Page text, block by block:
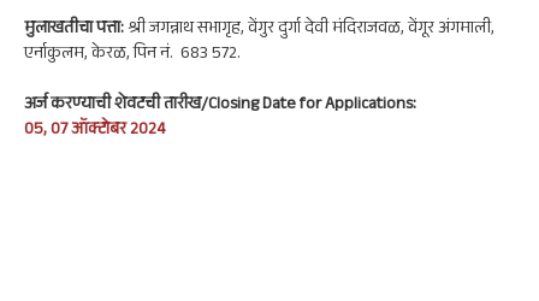
मुलाखतीचा पत्ता:श्री जगन्नाथ सभागृह, वेंगुर दुर्गा देवी मंदिराजवळ, वेंगूर अंगमाली,
एर्नाकुलम, केरळ, पिन नं. 683 572.
अर्ज करण्याची शेवटची तारीख/Closing Date for Applications:
05, 07 ऑक्टोबर 2024